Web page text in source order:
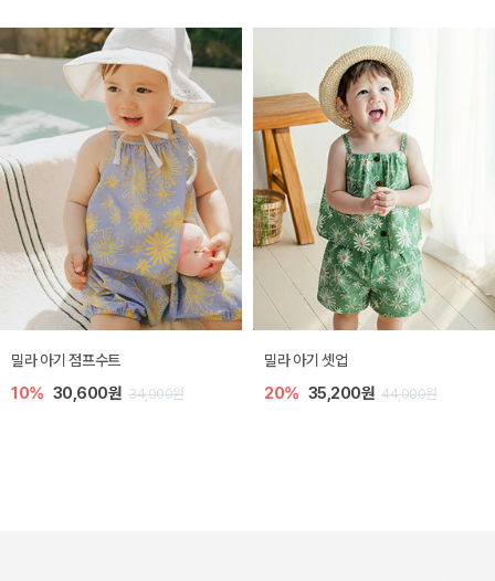
토닉 아기 민소매 티셔츠
20% 11,200원 14,000원
베티 니트 아기 민소매 티셔츠
10% 24,300원 27,000원